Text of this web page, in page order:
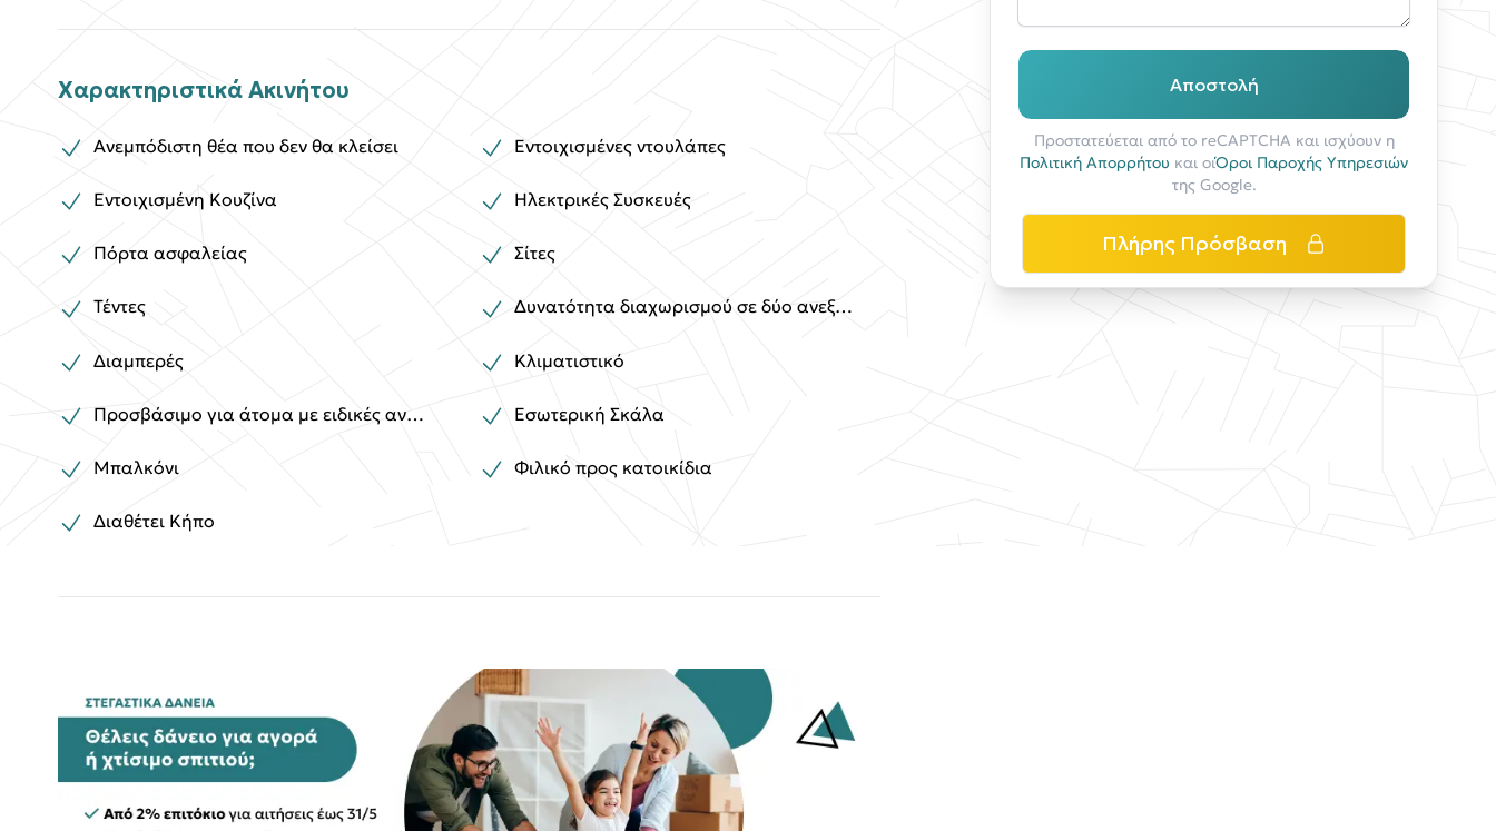
Χαρακτηριστικά Ακινήτου
Ανεμπόδιστη θέα που δεν θα κλείσει Εντοιχισμένες ντουλάπες
Εντοιχισμένη Κουζίνα Ηλεκτρικές Συσκευές
Πόρτα ασφαλείας Σίτες
Τέντες Δυνατότητα διαχωρισμού σε δύο ανεξάρτητες κατοικίες
Διαμπερές Κλιματιστικό
Προσβάσιμο για άτομα με ειδικές ανάγκες Εσωτερική Σκάλα
Μπαλκόνι Φιλικό προς κατοικίδια
Διαθέτει Κήπο
Αποστολή
Προστατεύεται από το reCAPTCHA και ισχύουν η
Πολιτική Απορρήτου και οιΌροι Παροχής Υπηρεσιών
της Google.
Πλήρης Πρόσβαση